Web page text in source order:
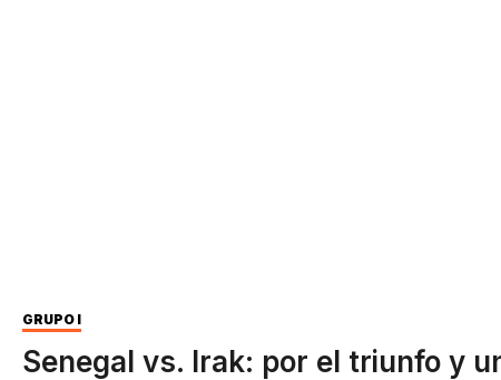
GRUPO I
Senegal vs. Irak: por el triunfo y